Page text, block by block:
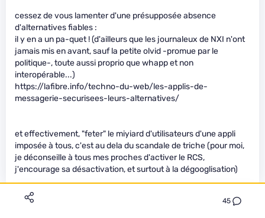
45
cessez de vous lamenter d'une présupposée absence
d'alternatives fiables :
il y en a un pa-quet ! (d'ailleurs que les journaleux de NXI n'ont
jamais mis en avant, sauf la petite olvid -promue par le
politique-, toute aussi proprio que whapp et non
interopérable...)
https://lafibre.info/techno-du-web/les-applis-de-
messagerie-securisees-leurs-alternatives/
et effectivement, "feter" le miyiard d'utilisateurs d'une appli
imposée à tous, c'est au dela du scandale de triche (pour moi,
je déconseille à tous mes proches d'activer le RCS,
j'encourage sa désactivation, et surtout à la dégooglisation)